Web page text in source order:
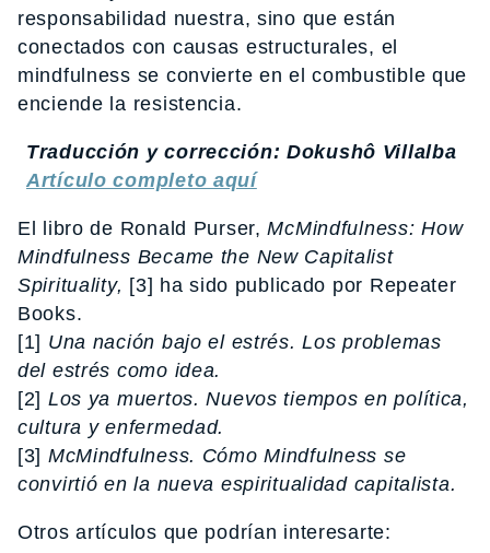
responsabilidad nuestra, sino que están
conectados con causas estructurales, el
mindfulness se convierte en el combustible que
enciende la resistencia.
Traducción y corrección: Dokushô Villalba
Artículo completo aquí
El libro de Ronald Purser,McMindfulness: How
Mindfulness Became the New Capitalist
Spirituality, [3] ha sido publicado por Repeater
Books.
[1] Una nación bajo el estrés. Los problemas
del estrés como idea.
[2] Los ya muertos. Nuevos tiempos en política,
cultura y enfermedad.
[3] McMindfulness. Cómo Mindfulness se
convirtió en la nueva espiritualidad capitalista.
Otros artículos que podrían interesarte: